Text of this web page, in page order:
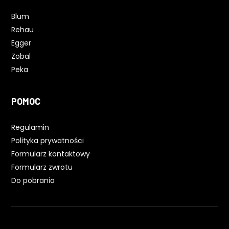
Blum
Rehau
Egger
Zobal
Peka
POMOC
Regulamin
Polityka prywatności
Formularz kontaktowy
Formularz zwrotu
Do pobrania